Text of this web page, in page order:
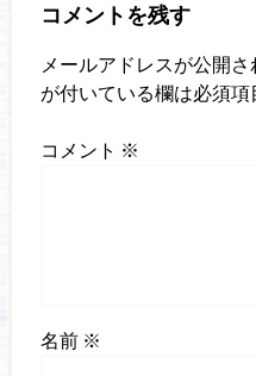
コメントを残す
メールアドレスが公開さ
が付いている欄は必須項
コメント ※
名前 ※